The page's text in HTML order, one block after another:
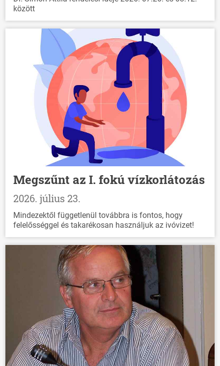
között
Megszűnt az I. fokú vízkorlátozás
2026. július 23.
Mindezektől függetlenül továbbra is fontos, hogy
felelősséggel és takarékosan használjuk az ivóvizet!